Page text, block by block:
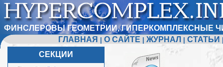
ФИНСЛЕРОВЫ ГЕОМЕТРИИ, ГИПЕРКОМПЛЕКСНЫЕ
ГЛАВНАЯ
О САЙТЕ ЖУРНАЛ СТАТЬИ
СЕКЦИИ